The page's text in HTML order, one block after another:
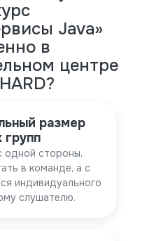
размер
групп
одной стороны,
в команде, а с
индивидуального
слушателю.
Java»
в
центре